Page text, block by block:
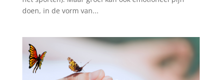
doen, in de vorm van...